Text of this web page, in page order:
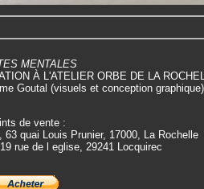
MENTALES
À L'ATELIER ORBE DE LA
Goutal (visuels et conception graphique)
de vente :
quai Louis Prunier, 17000, La Rochelle
rue de l eglise, 29241 Locquirec